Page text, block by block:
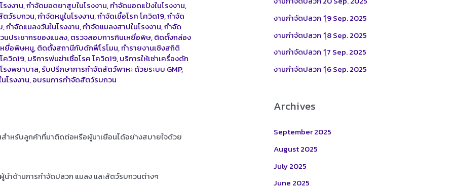
รงงาน,กำจัดมอดยาสูบในโรงงาน,กำจัดมอดแป้งในโรงงาน,
ตว์รบกวน,กำจัดหนูในโรงงาน,กำจัดเชื้อโรค โควิด19,กำจัด
,กำจัดแมลงวันในโรงงาน,กำจัดแมลงสาปในโรงงาน,กำจัด
นประชากรของแมลง,ตรวจสอบการกินเหยื่อพิษ,ติดตั้งกล่อง
ยื่อพิษหนู,ติดตั้งสถานีกับดักฟีโรโมน,ทำรายงานเชิงสถิติ
ควิด19,บริการพ่นฆ่าเชิ้อโรค โควิด19,บริการให้เช่าเครื่องดัก
รงพยาบาล,รับปรึกษาการกำจัดสัตว์พาหะ ด้วยระบบ GMP,
โรงงาน,อบรมการกำจัดสัตว์รบกวน
ำหรับลูกค้าที่มาติดต่อหรือผู้มาเยือนได้อย่างสบายใจด้วย
ผู้นำด้านการกำจัดปลวก แมลง และสัตว์รบกวนต่างๆ
f
งานกำจัดปลวก 1ุ9 Sep. 2025
งานกำจัดปลวก 1ุ8 Sep. 2025
งานกำจัดปลวก 1ุ7 Sep. 2025
งานกำจัดปลวก 1ุ6 Sep. 2025
Archives
September 2025
August 2025
July 2025
June 2025